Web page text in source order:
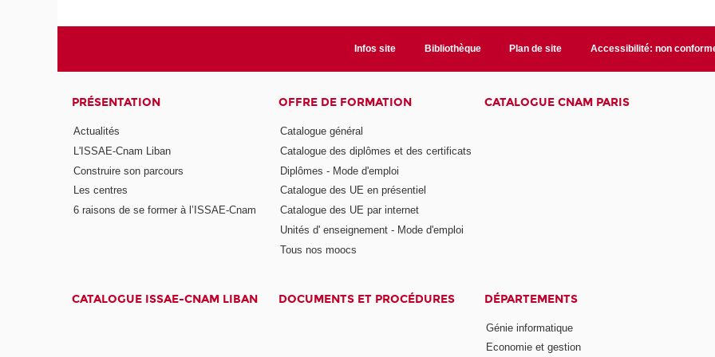
Infos site Bibliothèque Plan de site Accessibilité: non
PRÉSENTATION
Actualités
L'ISSAE-Cnam Liban
Construire son parcours
Les centres
6 raisons de se former à l’ISSAE-Cnam
OFFRE DE FORMATION
Catalogue général
Catalogue des diplômes et des certificats
Diplômes - Mode d'emploi
Catalogue des UE en présentiel
Catalogue des UE par internet
Unités d' enseignement - Mode d'emploi
Tous nos moocs
CATALOGUE CNAM PARIS
CATALOGUE ISSAE-CNAM LIBAN DOCUMENTS ET PROCÉDURES DÉPARTEMENTS
Génie informatique
Economie et gestion